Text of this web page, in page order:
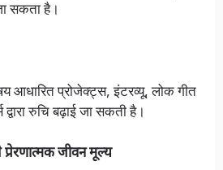
सकता है।
आधारित प्रोजेक्ट्स, इंटरव्यू, लोक गीत
रुचि बढ़ाई जा सकती है।
जीवन मूल्य